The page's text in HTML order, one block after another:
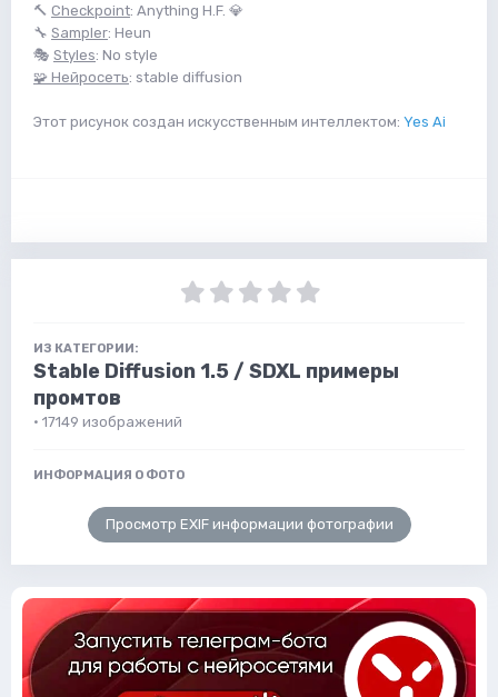
🔨 Checkpoint: Anything H.F. 💎
🔧 Sampler: Heun
🎭 Styles: No style
🧩 Нейросеть: stable diffusion
Этот рисунок создан искусственным интеллектом: Yes Ai
ИЗ КАТЕГОРИИ:
Stable Diffusion 1.5 / SDXL примеры
промтов
· 17149 изображений
ИНФОРМАЦИЯ О ФОТО
Просмотр EXIF информации фотографии